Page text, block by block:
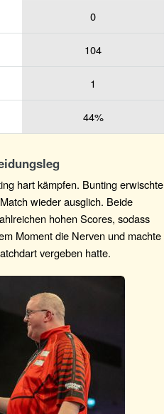
0
104
1
44%
hart kämpfen. Bunting erwischte
wieder ausglich. Beide
hohen Scores, sodass
Moment die Nerven und machte
vergeben hatte.